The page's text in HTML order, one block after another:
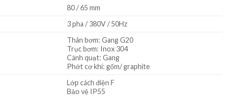
80 / 65 mm
3 pha / 380V / 50Hz
Thân bơm: Gang G20
Trục bơm: Inox 304
Cánh quạt: Gang
Phớt cơ khí: gốm/ graphite
Lớp cách điện F
Bảo vệ IP55